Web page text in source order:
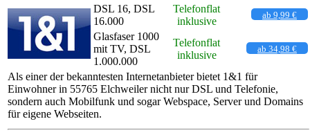
DSL 16, DSL
16.000
Telefonflat
inklusive
ab 9,99 €
Glasfaser 1000
mit TV, DSL
1.000.000
Telefonflat
inklusive
ab 34,98 €
Als einer der bekanntesten Internetanbieter bietet 1&1 für
Einwohner in 55765 Elchweiler nicht nur DSL und Telefonie,
sondern auch Mobilfunk und sogar Webspace, Server und Domains
für eigene Webseiten.